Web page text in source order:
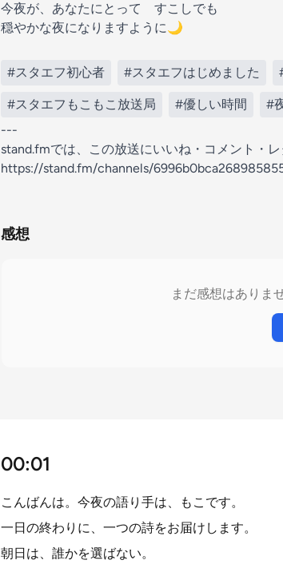
今夜が、あなたにとって すこしでも
穏やかな夜になりますように🌙
#スタエフ初心者 #スタエフはじめました
#スタエフもこもこ放送局 #優しい時間 #
---
stand.fmでは、この放送にいいね・コメント・レ
https://stand.fm/channels/
感想
まだ感想はありま
00:01
こんばんは。今夜の語り手は、もこです。
一日の終わりに、一つの詩をお届けします。
朝日は、誰かを選ばない。